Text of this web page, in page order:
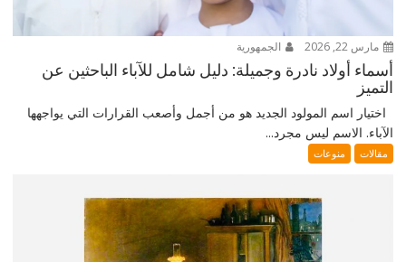
مارس 22, 2026 الجمهورية
أسماء أولاد نادرة وجميلة: دليل شامل للآباء الباحثين عن
التميز
اختيار اسم المولود الجديد هو من أجمل وأصعب القرارات التي يواجهها
الآباء. الاسم ليس مجرد...
مقالات منوعات